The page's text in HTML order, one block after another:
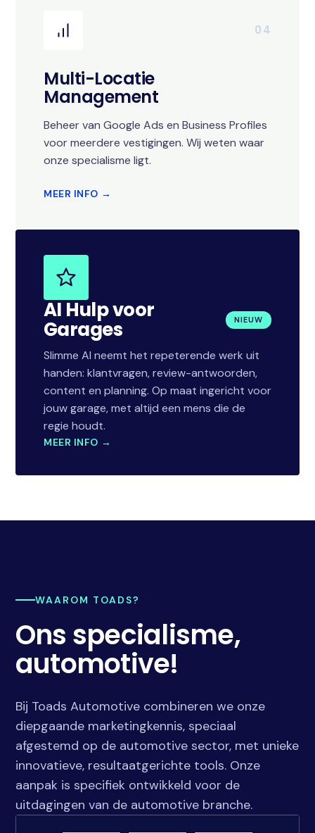
04
Multi-Locatie
Management
Beheer van Google Ads en Business Profiles
voor meerdere vestigingen. Wij weten waar
onze specialisme ligt.
MEER INFO →
AI Hulp voor
Garages NIEUW
Slimme AI neemt het repeterende werk uit
handen: klantvragen, review-antwoorden,
content en planning. Op maat ingericht voor
jouw garage, met altijd een mens die de
regie houdt.
MEER INFO →
WAAROM TOADS?
Ons specialisme,
automotive!
Bij Toads Automotive combineren we onze
diepgaande marketingkennis, speciaal
afgestemd op de automotive sector, met unieke
innovatieve, resultaatgerichte tools. Onze
aanpak is specifiek ontwikkeld voor de
uitdagingen van de automotive branche.